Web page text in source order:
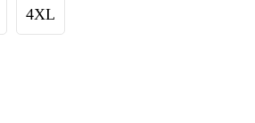
4XL